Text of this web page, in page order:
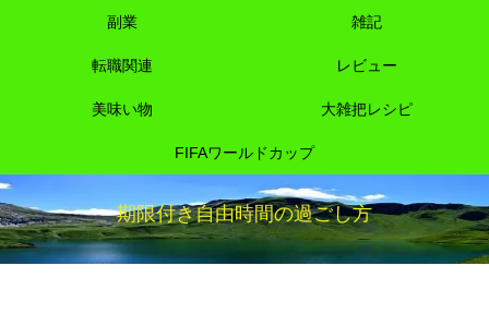
期限付き自由時間の過ごし方
副業 雑記
転職関連 レビュー
美味い物 大雑把レシピ
FIFAワールドカップ